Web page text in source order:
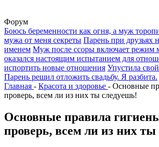
Форум
Боюсь беременности как огня, а муж
мужа от меня секреты Парень при друзьях
именем Муж после ссоры включает режим
оказался настоящим испытанием для
испортить новые отношения Упустила
Парень решил отложить свадьбу. Я разбита.
Главная - Красота и здоровье - Основные
проверь, всем ли из них ты следуешь!
Основные правила
проверь, всем ли из них ты